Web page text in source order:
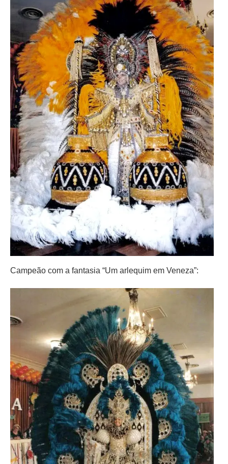
Campeão com a fantasia “Um arlequim em Veneza”: